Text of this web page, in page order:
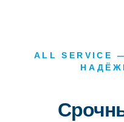
ALL